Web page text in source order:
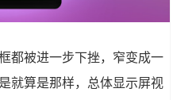
都被进一步下挫，窄变成一
就算是那样，总体显示屏视